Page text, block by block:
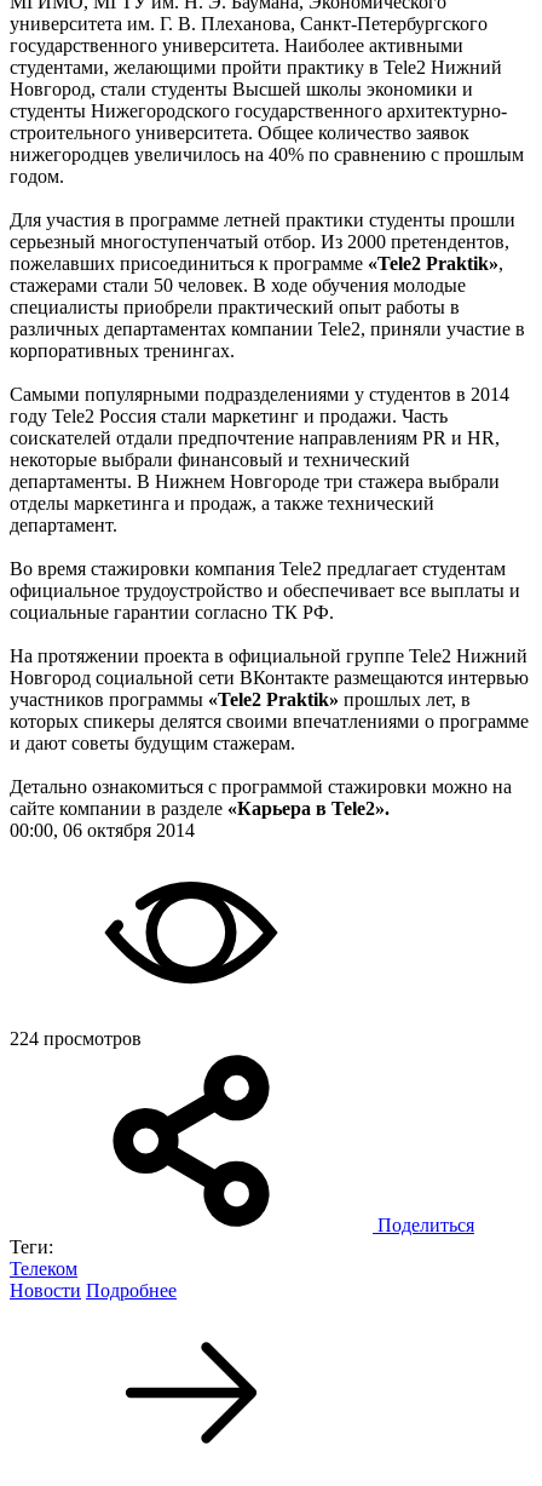
университета им. Г. В. Плеханова, Санкт-Петербургского
государственного университета. Наиболее активными
студентами, желающими пройти практику в Tele2 Нижний
Новгород, стали студенты Высшей школы экономики и
студенты Нижегородского государственного архитектурно-
строительного университета. Общее количество заявок
нижегородцев увеличилось на 40% по сравнению с прошлым
годом.
Для участия в программе летней практики студенты прошли
серьезный многоступенчатый отбор. Из 2000 претендентов,
пожелавших присоединиться к программе «Tele2 Praktik»,
стажерами стали 50 человек. В ходе обучения молодые
специалисты приобрели практический опыт работы в
различных департаментах компании Tele2, приняли участие в
корпоративных тренингах.
Самыми популярными подразделениями у студентов в 2014
году Tele2 Россия стали маркетинг и продажи. Часть
соискателей отдали предпочтение направлениям PR и HR,
некоторые выбрали финансовый и технический
департаменты. В Нижнем Новгороде три стажера выбрали
отделы маркетинга и продаж, а также технический
департамент.
Во время стажировки компания Tele2 предлагает студентам
официальное трудоустройство и обеспечивает все выплаты и
социальные гарантии согласно ТК РФ.
На протяжении проекта в официальной группе Tele2 Нижний
Новгород социальной сети ВКонтакте размещаются интервью
участников программы «Tele2 Praktik» прошлых лет, в
которых спикеры делятся своими впечатлениями о программе
и дают советы будущим стажерам.
Детально ознакомиться с программой стажировки можно на
сайте компании в разделе «Карьера в Tele2».
00:00, 06 октября 2014
224 просмотров
Поделиться
Теги:
Телеком
Новости Подробнее